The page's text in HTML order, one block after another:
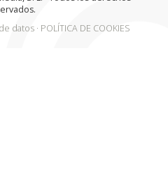
datos POLÍTICA DE COOKIES